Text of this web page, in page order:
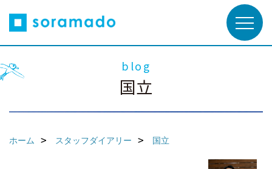
blog
国立
ホーム スタッフダイアリー 国立